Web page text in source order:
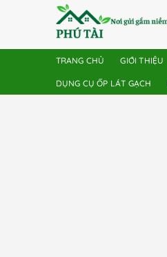
TRANG CHỦ GIỚI THIỆU
DỤNG CỤ ỐP LÁT GẠCH